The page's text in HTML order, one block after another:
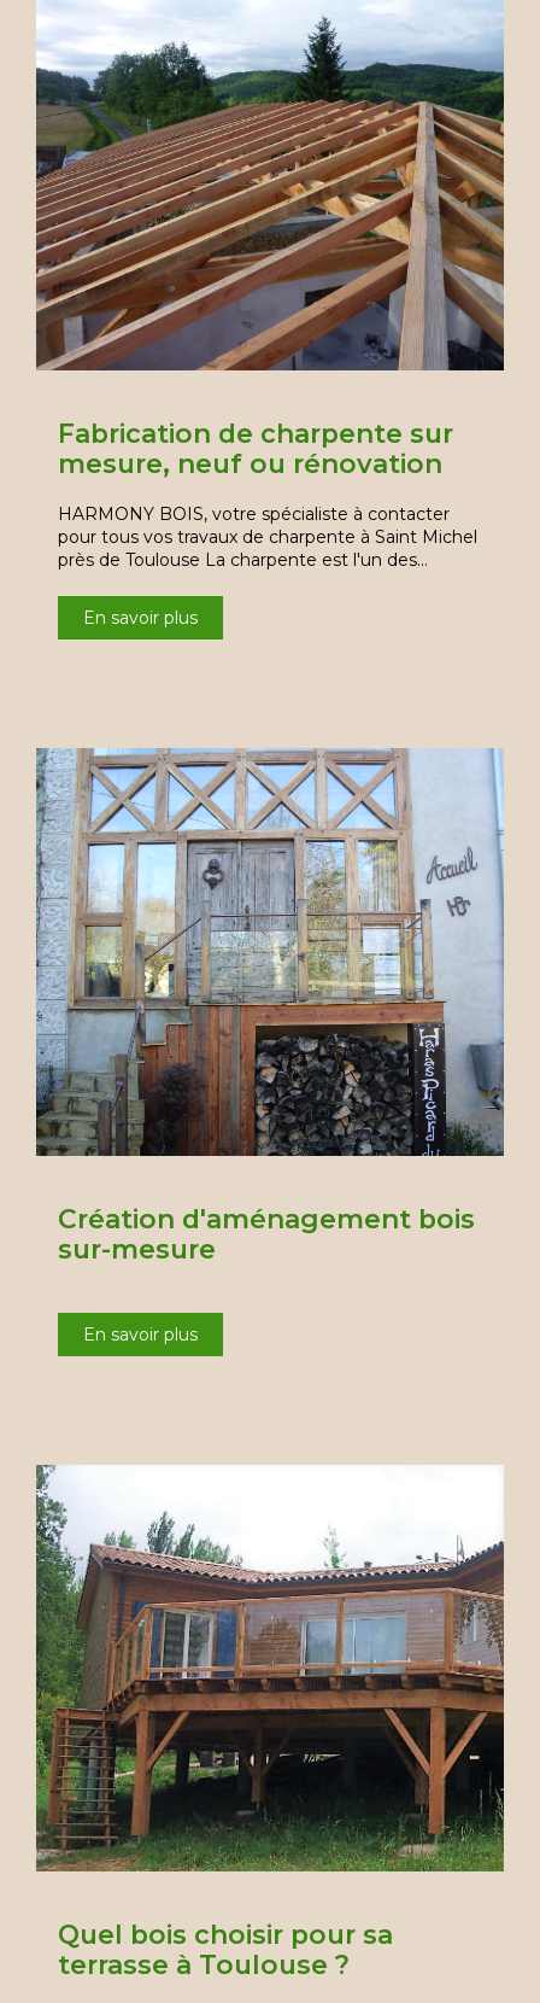
Fabrication de charpente sur
mesure, neuf ou rénovation
HARMONY BOIS, votre spécialiste à contacter
pour tous vos travaux de charpente à Saint Michel
près de Toulouse La charpente est l'un des…
En savoir plus
Création d'aménagement bois
sur-mesure
En savoir plus
Quel bois choisir pour sa
terrasse à Toulouse ?